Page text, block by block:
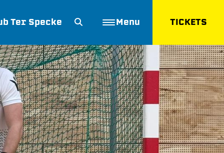
Ter Specke Menu TICKETS
ZOEKEN